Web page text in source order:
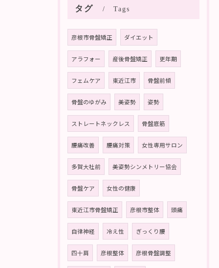
タグ Tags
彦根市骨盤矯正 ダイエット
アラフォー 産後骨盤矯正 更年期
フェムケア 東近江市 骨盤前傾
骨盤のゆがみ 美姿勢 姿勢
ストレートネックレス 骨盤底筋
腰痛改善 腰痛対策 女性専用サロン
多賀大社前 美姿勢シンメトリー協会
骨盤ケア 女性の健康
東近江市骨盤矯正 彦根市整体 頭痛
自律神経 冷え性 ぎっくり腰
四十肩 彦根整体 彦根骨盤調整